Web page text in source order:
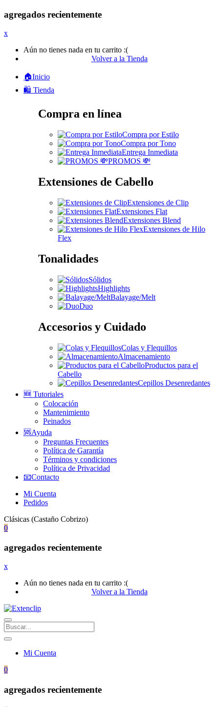
agregados recientemente
x
Aún no tienes nada en tu carrito :(
Volver a la Tienda
🏠Inicio
🛍️ Tienda
Compra en línea
Compra por Estilo
Compra por Tono
Entrega Inmediata
PROMOS 💸
Extensiones de Cabello
Extensiones de Clip
Extensiones Flat
Extensiones Blend
Extensiones de Hilo
Flex
Tonalidades
Sólidos
Highlights
Balayage/Melt
Duo
Accesorios y Cuidado
Colas y Flequillos
Almacenamiento
Productos para el
Cabello
Cepillos Desenredantes
🆕 Tutoriales
Colocación
Mantenimiento
Peinados
🆘Ayuda
Preguntas Frecuentes
Política de Garantía
Términos y condiciones
Política de Privacidad
📧Contacto
Mi Cuenta
Pedidos
Clásicas (Castaño Cobrizo)
0
agregados recientemente
x
Aún no tienes nada en tu carrito :(
Volver a la Tienda
Mi Cuenta
0
agregados recientemente